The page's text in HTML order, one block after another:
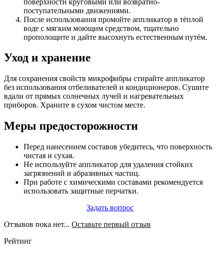
поступательными движениями.
После использования промойте аппликатор в тёплой
воде с мягким моющим средством, тщательно
прополощите и дайте высохнуть естественным путём.
Уход и хранение
Для сохранения свойств микрофибры стирайте аппликатор
без использования отбеливателей и кондиционеров. Сушите
вдали от прямых солнечных лучей и нагревательных
приборов. Храните в сухом чистом месте.
Меры предосторожности
Перед нанесением составов убедитесь, что поверхность
чистая и сухая.
Не используйте аппликатор для удаления стойких
загрязнений и абразивных частиц.
При работе с химическими составами рекомендуется
использовать защитные перчатки.
Задать вопрос
Отзывов пока нет... Оставьте первый отзыв
Рейтинг